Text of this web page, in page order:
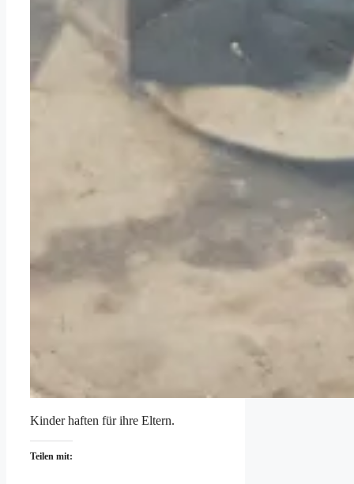
Kinder haften für ihre Eltern.
Teilen mit: